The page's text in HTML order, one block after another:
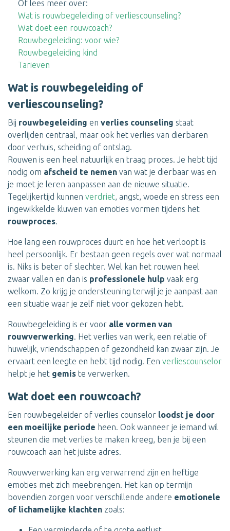
Of lees meer over:
Wat is rouwbegeleiding of verliescounseling?
Wat doet een rouwcoach?
Rouwbegeleiding: voor wie?
Rouwbegeleiding kind
Tarieven
Wat is rouwbegeleiding of
verliescounseling?
Bij rouwbegeleiding en verlies counseling staat
overlijden centraal, maar ook het verlies van dierbaren
door verhuis, scheiding of ontslag.
Rouwen is een heel natuurlijk en traag proces. Je hebt tijd
nodig om afscheid te nemen van wat je dierbaar was en
je moet je leren aanpassen aan de nieuwe situatie.
Tegelijkertijd kunnen verdriet, angst, woede en stress een
ingewikkelde kluwen van emoties vormen tijdens het
rouwproces.
Hoe lang een rouwproces duurt en hoe het verloopt is
heel persoonlijk. Er bestaan geen regels over wat normaal
is. Niks is beter of slechter. Wel kan het rouwen heel
zwaar vallen en dan is professionele hulp vaak erg
welkom. Zo krijg je ondersteuning terwijl je je aanpast aan
een situatie waar je zelf niet voor gekozen hebt.
Rouwbegeleiding is er voor alle vormen van
rouwverwerking. Het verlies van werk, een relatie of
huwelijk, vriendschappen of gezondheid kan zwaar zijn. Je
ervaart een leegte en hebt tijd nodig. Een verliescounselor
helpt je het gemis te verwerken.
Wat doet een rouwcoach?
Een rouwbegeleider of verlies counselor loodst je door
een moeilijke periode heen. Ook wanneer je iemand wil
steunen die met verlies te maken kreeg, ben je bij een
rouwcoach aan het juiste adres.
Rouwverwerking kan erg verwarrend zijn en heftige
emoties met zich meebrengen. Het kan op termijn
bovendien zorgen voor verschillende andere emotionele
of lichamelijke klachten zoals: